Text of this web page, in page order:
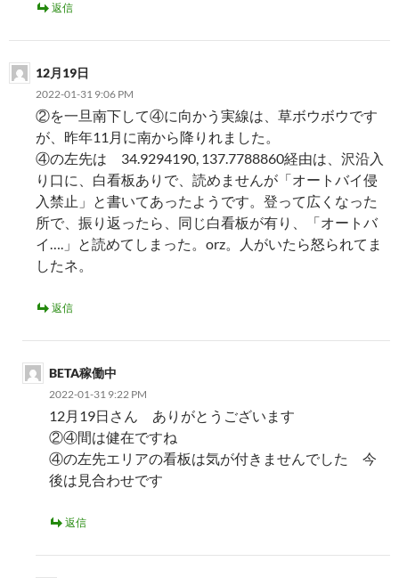
返信
12月19日
2022-01-31 9:06 PM
②を一旦南下して④に向かう実線は、草ボウボウです
が、昨年11月に南から降りれました。
④の左先は 34.9294190, 137.7788860経由は、沢沿入
り口に、白看板ありで、読めませんが「オートバイ侵
入禁止」と書いてあったようです。登って広くなった
所で、振り返ったら、同じ白看板が有り、「オートバ
イ….」と読めてしまった。orz。人がいたら怒られてま
したネ。
返信
BETA稼働中
2022-01-31 9:22 PM
12月19日さん ありがとうございます
②④間は健在ですね
④の左先エリアの看板は気が付きませんでした 今
後は見合わせです
返信